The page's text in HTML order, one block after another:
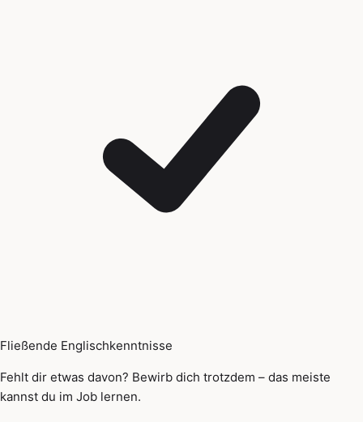
Fließende Englischkenntnisse
Fehlt dir etwas davon? Bewirb dich trotzdem – das meiste
kannst du im Job lernen.